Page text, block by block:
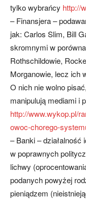
tylko wybrańcy http://
– Finansjera –
jak: Carlos Slim, Bill
skromnymi w
Rothschildowie,
Morganowie, lecz ich
O nich nie wolno
manipulują mediami i
http://www.wykop.pl/
owoc-chorego-
– Banki – działalność
w poprawnych
lichwy
podanych powyżej
pieniądzem